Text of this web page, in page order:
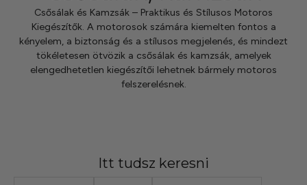
Csősálak és Kamzsák – Praktikus és Stílusos Motoros
Kiegészítők. A motorosok számára kiemelten fontos a
kényelem, a biztonság és a stílusos megjelenés, és mindezt
tökéletesen ötvözik a csősálak és kamzsák, amelyek
elengedhetetlen kiegészítői lehetnek bármely motoros
felszerelésnek.
Itt tudsz keresni